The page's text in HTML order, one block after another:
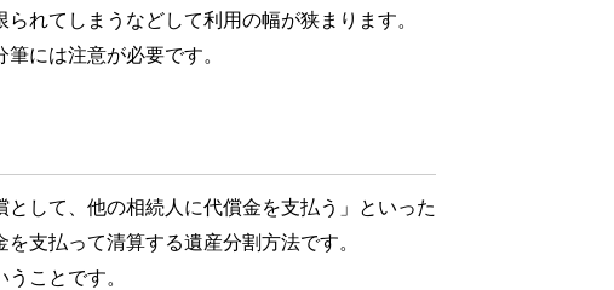
れてしまうなどして利用の幅が狭まります。
には注意が必要です。
して、他の相続人に代償金を支払う」といった
支払って清算する遺産分割方法です。
ことです。